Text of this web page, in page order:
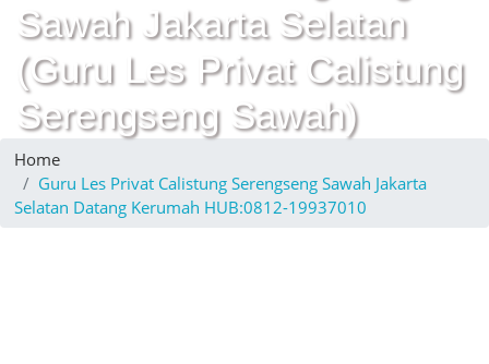
Sawah Jakarta Selatan
(Guru Les Privat Calistung
Serengseng Sawah)
Home
Guru Les Privat Calistung Serengseng Sawah Jakarta
Selatan Datang Kerumah HUB:0812-19937010